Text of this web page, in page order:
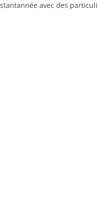
avec des